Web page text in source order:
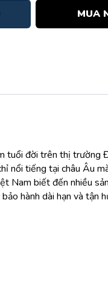
MUA
đời trên thị trường
nổi tiếng tại châu Âu
Nam biết đến nhiều
hành dài hạn và tận